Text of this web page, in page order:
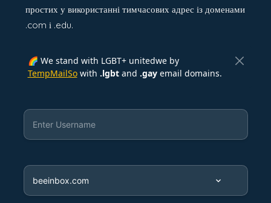
простих у використанні тимчасових адрес із доменами
.com і .edu.
🌈 We stand with LGBT+ unitedwe by
TempMailSowith .lgbtand .gayemail domains.